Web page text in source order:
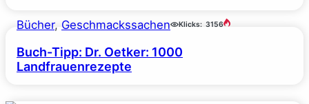
Bücher, Geschmackssachen Klicks: 3156
Buch-Tipp: Dr. Oetker: 1000
Landfrauenrezepte